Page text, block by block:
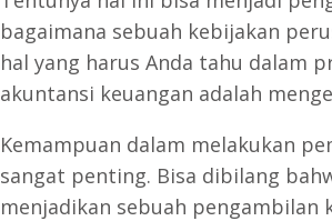
bagaimana sebuah kebijakan
hal yang harus Anda tahu dalam
akuntansi keuangan adalah
Kemampuan dalam melakukan
sangat penting. Bisa dibilang
menjadikan sebuah pengambilan